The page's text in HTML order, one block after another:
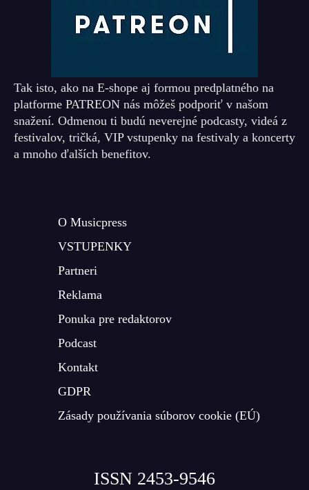
Tak isto, ako na E-shope aj formou predplatného na
platforme PATREON nás môžeš podporiť v našom
snažení. Odmenou ti budú neverejné podcasty, videá z
festivalov, tričká, VIP vstupenky na festivaly a koncerty
a mnoho ďalších benefitov.
O Musicpress
VSTUPENKY
Partneri
Reklama
Ponuka pre redaktorov
Podcast
Kontakt
GDPR
Zásady používania súborov cookie (EÚ)
ISSN 2453-9546